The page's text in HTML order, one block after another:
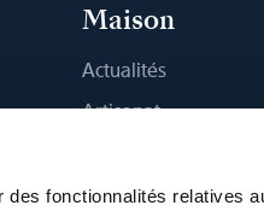
fonctionnalités relatives
Maison
Actualités
Artisanat
Durabilité